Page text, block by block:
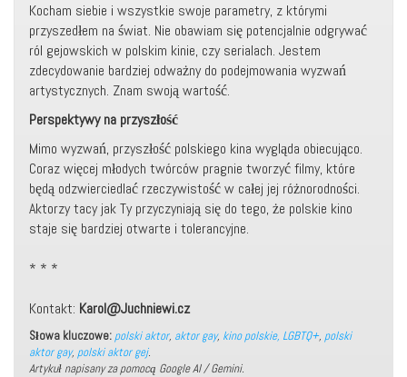
Kocham siebie i wszystkie swoje parametry, z którymi
przyszedłem na świat. Nie obawiam się potencjalnie odgrywać
ról gejowskich w polskim kinie, czy serialach. Jestem
zdecydowanie bardziej odważny do podejmowania wyzwań
artystycznych. Znam swoją wartość.
Perspektywy na przyszłość
Mimo wyzwań, przyszłość polskiego kina wygląda obiecująco.
Coraz więcej młodych twórców pragnie tworzyć filmy, które
będą odzwierciedlać rzeczywistość w całej jej różnorodności.
Aktorzy tacy jak Ty przyczyniają się do tego, że polskie kino
staje się bardziej otwarte i tolerancyjne.
* * *
Kontakt: Karol@Juchniewi.cz
Słowa kluczowe: polski aktor, aktor gay, kino polskie, LGBTQ+, polski
aktor gay, polski aktor gej.
Artykuł napisany za pomocą Google AI / Gemini.